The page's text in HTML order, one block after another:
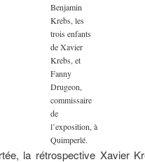
Benjamin
Krebs, les
trois enfants
de Xavier
Krebs, et
Fanny
Drugeon,
commissaire
de
l’exposition, à
Quimperlé.
la rétrospective Xavier